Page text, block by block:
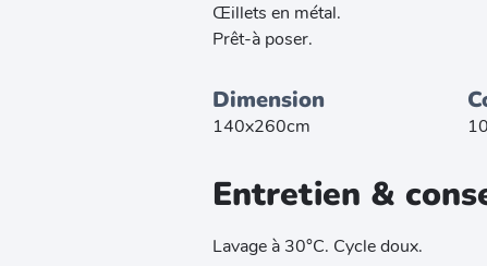
Œillets en métal.
Prêt-à poser.
Dimension
140x260cm
Entretien &
Lavage à 30°C. Cycle doux.